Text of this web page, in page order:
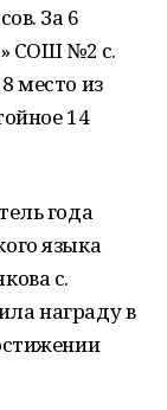
За 6
СОШ №2 с.
место из
14
года
языка
с.
награду в